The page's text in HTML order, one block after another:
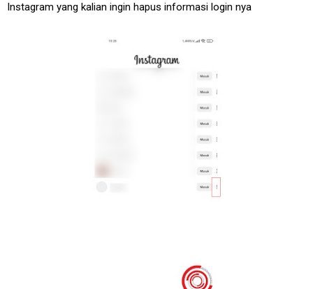
Instagram yang kalian ingin hapus informasi login nya